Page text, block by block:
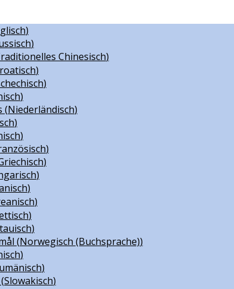
)
)
Chinesisch)
)
)
)
(Niederländisch)
)
)
)
)
)
)
)
)
)
(Norwegisch (Buchsprache))
)
)
(Slowakisch)